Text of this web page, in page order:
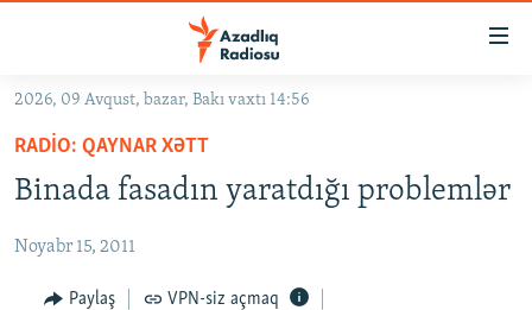
Əsas
qayıt
Əsas
qayıt
GÜNDƏM
#İZAHLA
#ƏSLINDƏ
FƏRQƏ BAX
2026, 09 Avqust, bazar, Bakı vaxtı 14:56
RADIO: QAYNAR XƏTT
Binada fasadın yaratdığı problemlər
Noyabr 15, 2011
Paylaş VPN-siz açmaq